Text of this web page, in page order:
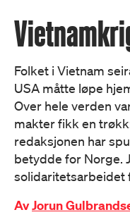
Folket i Vietnam
USA måtte løpe
Over hele verden
makter fikk en
redaksjonen har
betydde for Norge.
solidaritetsarbeidet
AvJorun